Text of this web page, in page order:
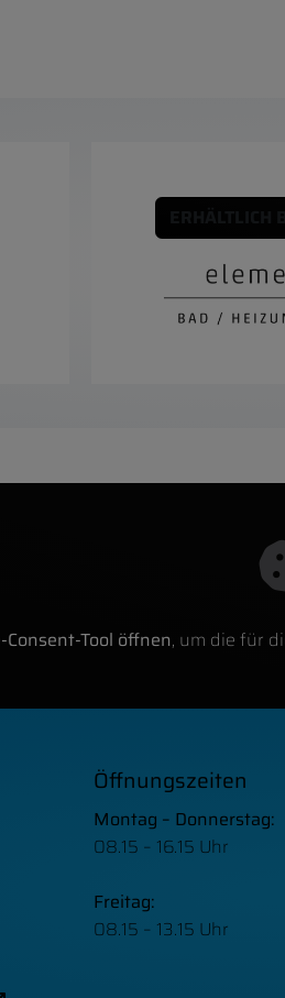
Consent-Tool öffnen, um die für
Öffnungszeiten
Montag – Donnerstag:
08.15 – 16.15 Uhr
Freitag:
08.15 – 13.15 Uhr